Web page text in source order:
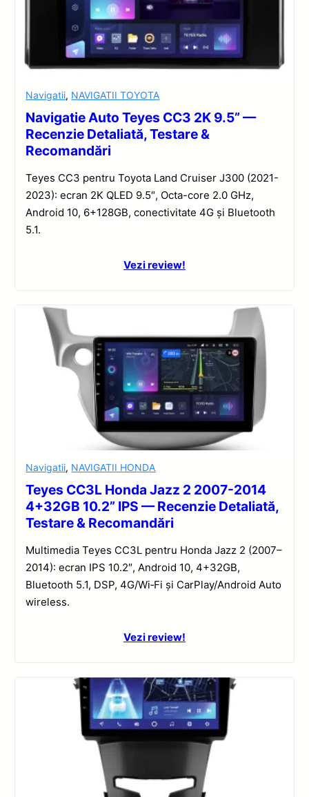
Navigatii, NAVIGATII TOYOTA
Navigatie Auto Teyes CC3 2K 9.5” —
Recenzie Detaliată, Testare &
Recomandări
Teyes CC3 pentru Toyota Land Cruiser J300 (2021-
2023): ecran 2K QLED 9.5″, Octa-core 2.0 GHz,
Android 10, 6+128GB, conectivitate 4G și Bluetooth
5.1.
Vezi review!
Navigatii, NAVIGATII HONDA
Teyes CC3L Honda Jazz 2 2007-2014
4+32GB 10.2” IPS — Recenzie Detaliată,
Testare & Recomandări
Multimedia Teyes CC3L pentru Honda Jazz 2 (2007–
2014): ecran IPS 10.2″, Android 10, 4+32GB,
Bluetooth 5.1, DSP, 4G/Wi‑Fi și CarPlay/Android Auto
wireless.
Vezi review!